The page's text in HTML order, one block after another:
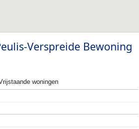
Verspreide Bewoning
woningen